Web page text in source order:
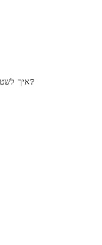
איך לשטוף את המכונה יד לסחוט יד?